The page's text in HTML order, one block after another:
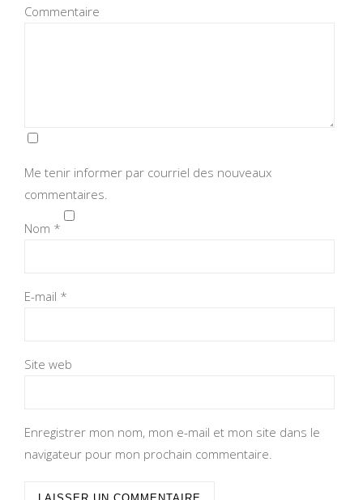
Commentaire
Me tenir informer par courriel des nouveaux
commentaires.
Nom *
E-mail *
Site web
Enregistrer mon nom, mon e-mail et mon site dans le
navigateur pour mon prochain commentaire.